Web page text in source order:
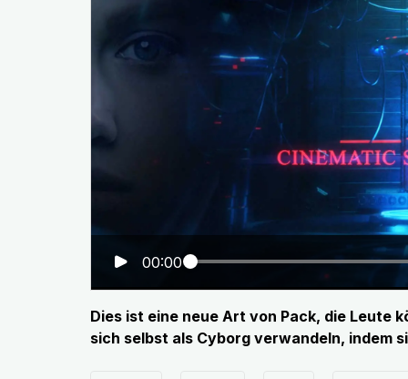
00:00
Dies ist eine neue Art von Pack, die Leute
sich selbst als Cyborg verwandeln, indem